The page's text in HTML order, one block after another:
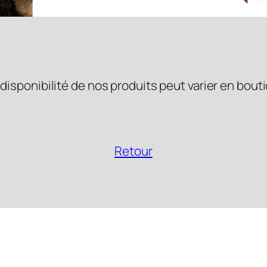
de nos produits peut varier en
Retour